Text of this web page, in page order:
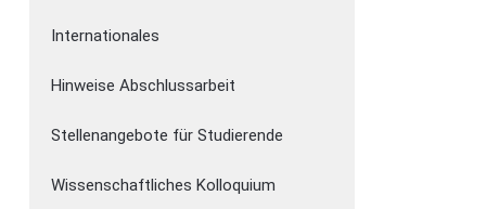
Internationales
Hinweise Abschlussarbeit
Stellenangebote für Studierende
Wissenschaftliches Kolloquium